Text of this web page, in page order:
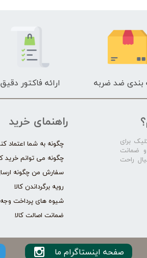
بندی ضد ضربه ارائه فاکتور دقیق
راهنمای خرید
چگونه به شما اعتماد
چگونه می توانم خرید
سفارش من چگونه
رویه برگرداندن کالا
شیوه های پرداخت وجه
ضمانت اصالت کالا
برای
و ضمانت
خیال راحت
صفحه اینستاگرام ما